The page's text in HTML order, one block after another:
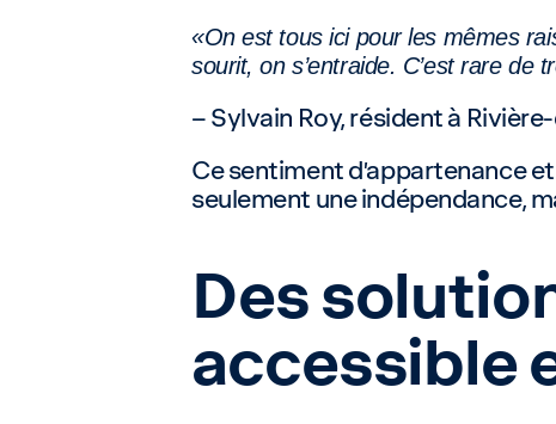
«On est tous ici pour les mêmes
sourit, on s’entraide. C’est rare de
– Sylvain Roy, résident à
Ce sentiment d’appartenance
seulement une indépendance,
Des
accessible